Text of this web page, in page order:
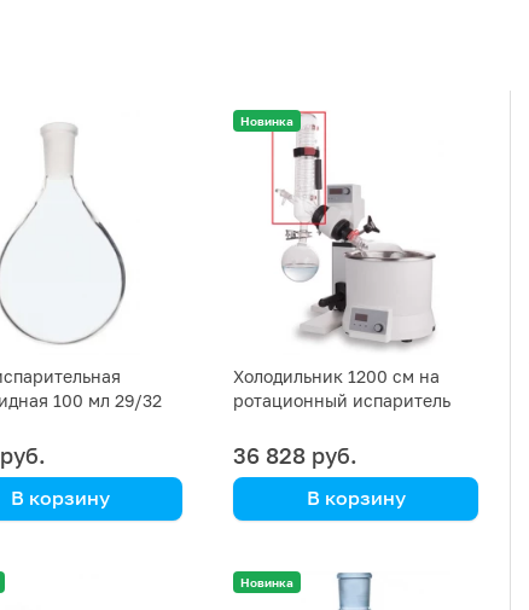
100 мл 29/32
В корзину
Новинка
Холодильник 1200 см на
ротационный испаритель
36 828 руб.
В корзину
Новинка